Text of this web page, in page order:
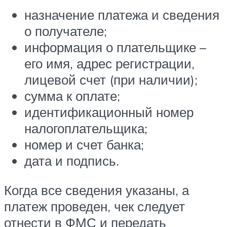
назначение платежа и сведения
о получателе;
информация о плательщике –
его имя, адрес регистрации,
лицевой счет (при наличии);
сумма к оплате;
идентификационный номер
налогоплательщика;
номер и счет банка;
дата и подпись.
Когда все сведения указаны, а
платеж проведен, чек следует
отнести в ФМС и передать